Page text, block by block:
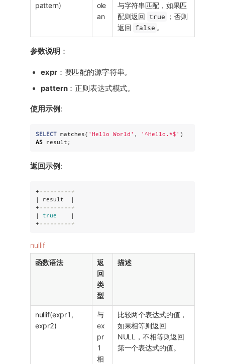
pattern)
ole
an
与字符串匹配，如果匹
配则返回 true ；否则
返回 false 。
参数说明 ：
expr：要匹配的源字符串。
pattern：正则表达式模式。
使用示例 :
SELECT matches( 'Hello World ' , '^Hello.*$ '
AS result;
返回示例 :
+ ---------+
| result  |
+ ---------+
| true
    |
+ ---------+
nullif
函数语法
返
回
类
型
描述
nullif(expr1,
expr2)
与
ex
pr
1
相
比较两个表达式的值，
如果相等则返回
NULL，不相等则返回
第一个表达式的值。